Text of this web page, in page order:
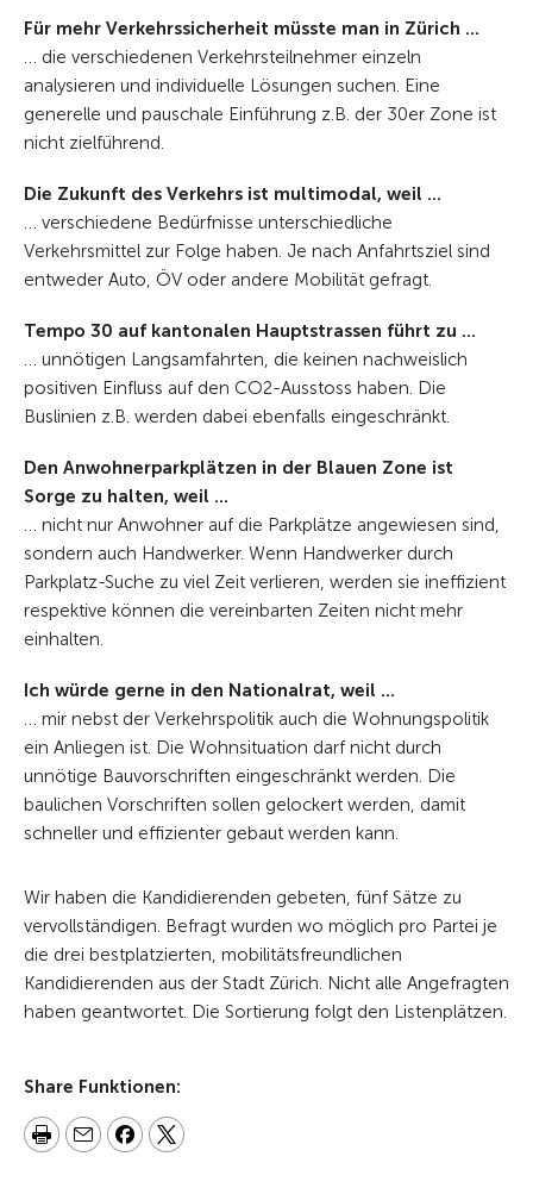
Für mehr Verkehrssicherheit müsste man in Zürich ...
… die verschiedenen Verkehrsteilnehmer einzeln
analysieren und individuelle Lösungen suchen. Eine
generelle und pauschale Einführung z.B. der 30er Zone ist
nicht zielführend.
Die Zukunft des Verkehrs ist multimodal, weil ...
… verschiedene Bedürfnisse unterschiedliche
Verkehrsmittel zur Folge haben. Je nach Anfahrtsziel sind
entweder Auto, ÖV oder andere Mobilität gefragt.
Tempo 30 auf kantonalen Hauptstrassen führt zu ...
… unnötigen Langsamfahrten, die keinen nachweislich
positiven Einfluss auf den CO2-Ausstoss haben. Die
Buslinien z.B. werden dabei ebenfalls eingeschränkt.
Den Anwohnerparkplätzen in der Blauen Zone ist
Sorge zu halten, weil ...
… nicht nur Anwohner auf die Parkplätze angewiesen sind,
sondern auch Handwerker. Wenn Handwerker durch
Parkplatz-Suche zu viel Zeit verlieren, werden sie ineffizient
respektive können die vereinbarten Zeiten nicht mehr
einhalten.
Ich würde gerne in den Nationalrat, weil …
… mir nebst der Verkehrspolitik auch die Wohnungspolitik
ein Anliegen ist. Die Wohnsituation darf nicht durch
unnötige Bauvorschriften eingeschränkt werden. Die
baulichen Vorschriften sollen gelockert werden, damit
schneller und effizienter gebaut werden kann.
Wir haben die Kandidierenden gebeten, fünf Sätze zu
vervollständigen. Befragt wurden wo möglich pro Partei je
die drei bestplatzierten, mobilitätsfreundlichen
Kandidierenden aus der Stadt Zürich. Nicht alle Angefragten
haben geantwortet. Die Sortierung folgt den Listenplätzen.
Share Funktionen: